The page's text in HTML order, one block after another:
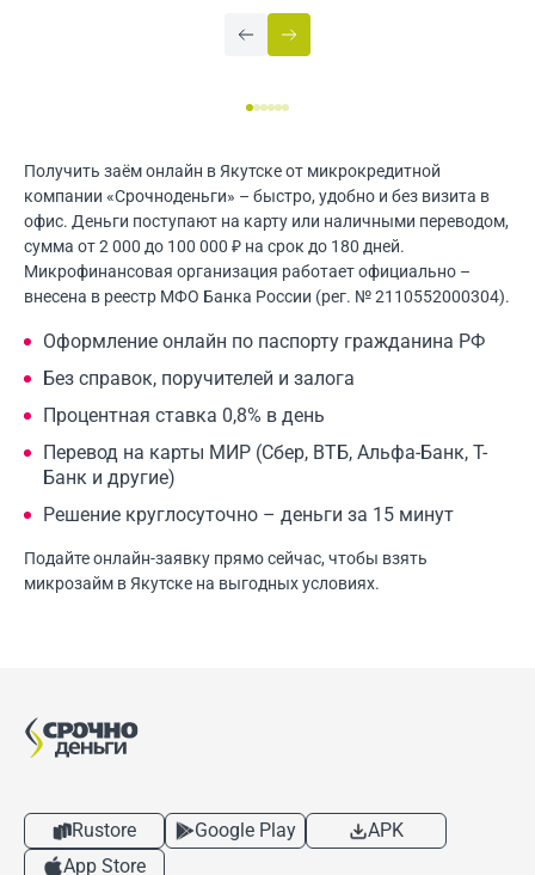
Получить заём онлайн в Якутске от микрокредитной
компании «Срочноденьги» – быстро, удобно и без визита в
офис. Деньги поступают на карту или наличными переводом,
сумма от 2 000 до 100 000 ₽ на срок до 180 дней.
Микрофинансовая организация работает официально –
внесена в реестр МФО Банка России (рег. № 2110552000304).
Оформление онлайн по паспорту гражданина РФ
Без справок, поручителей и залога
Процентная ставка 0,8% в день
Перевод на карты МИР (Сбер, ВТБ, Альфа-Банк, Т-
Банк и другие)
Решение круглосуточно – деньги за 15 минут
Подайте онлайн-заявку прямо сейчас, чтобы взять
микрозайм в Якутске на выгодных условиях.
Rustore Google Play
APK
App Store